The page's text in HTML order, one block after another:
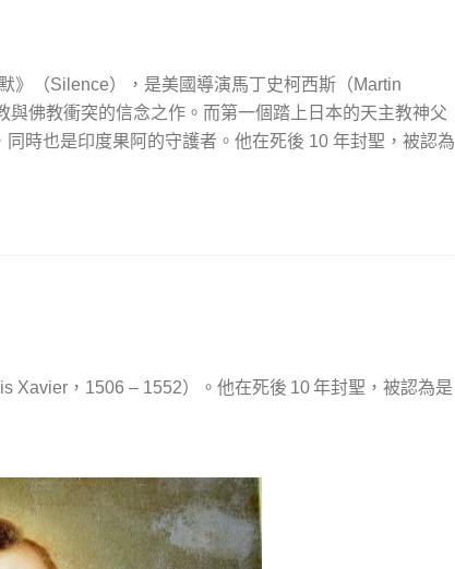
》（Silence），是美國導演馬丁史柯西斯（Martin
佛教衝突的信念之作。而第一個踏上日本的天主教神父
同時也是印度果阿的守護者。他在死後 10 年封聖，被認為
Xavier，1506 – 1552）。他在死後 10年封聖，被認為是